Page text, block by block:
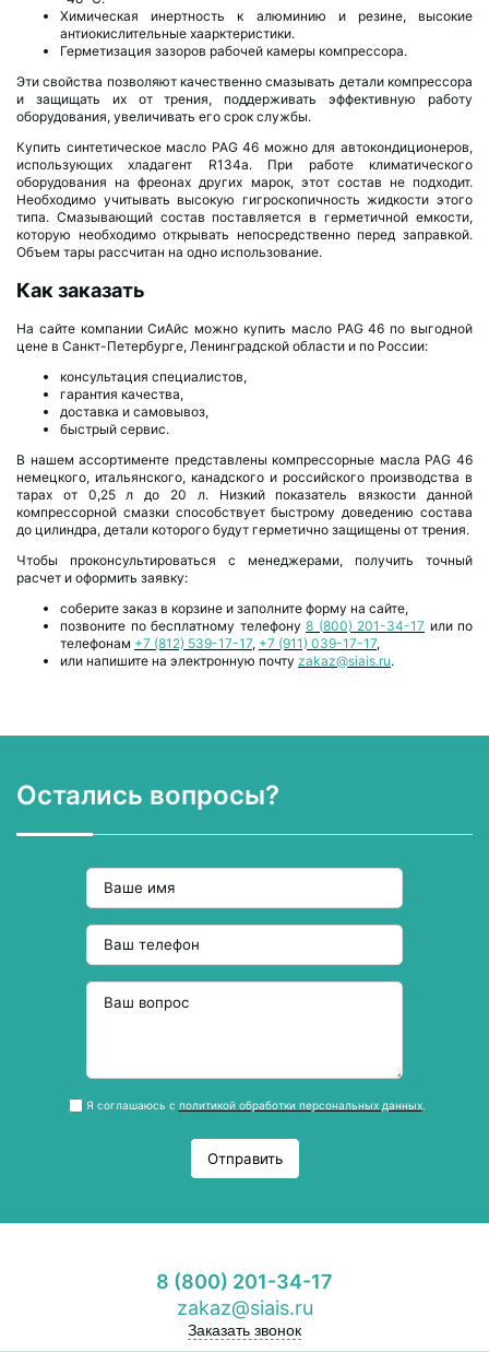
Химическая инертность к алюминию и резине, высокие
антиокислительные хаарктеристики.
Герметизация зазоров рабочей камеры компрессора.
Эти свойства позволяют качественно смазывать детали компрессора
и защищать их от трения, поддерживать эффективную работу
оборудования, увеличивать его срок службы.
Купить синтетическое масло PAG 46 можно для автокондиционеров,
использующих хладагент R134a. При работе климатического
оборудования на фреонах других марок, этот состав не подходит.
Необходимо учитывать высокую гигроскопичность жидкости этого
типа. Смазывающий состав поставляется в герметичной емкости,
которую необходимо открывать непосредственно перед заправкой.
Объем тары рассчитан на одно использование.
Как заказать
На сайте компании СиАйс можно купить масло PAG 46 по выгодной
цене в Санкт-Петербурге, Ленинградской области и по России:
консультация специалистов,
гарантия качества,
доставка и самовывоз,
быстрый сервис.
В нашем ассортименте представлены компрессорные масла PAG 46
немецкого, итальянского, канадского и российского производства в
тарах от 0,25 л до 20 л. Низкий показатель вязкости данной
компрессорной смазки способствует быстрому доведению состава
до цилиндра, детали которого будут герметично защищены от трения.
Чтобы проконсультироваться с менеджерами, получить точный
расчет и оформить заявку:
соберите заказ в корзине и заполните форму на сайте,
позвоните по бесплатному телефону 8 (800) 201-34-17 или по
телефонам +7 (812) 539-17-17, +7 (911) 039-17-17,
или напишите на электронную почту zakaz@siais.ru.
Остались вопросы?
Я соглашаюсь с политикой обработки персональных данных.
Отправить
8 (800) 201-34-17
zakaz@siais.ru
Заказать звонок